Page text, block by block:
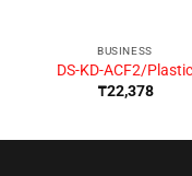
BUSINESS
DS-KD-ACF2/Plastic
₸22,378